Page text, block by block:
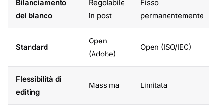
Bilanciamento
del bianco
Regolabile
in post
Fisso
permanentemente
Standard
Open
(Adobe)
Open (ISO/IEC)
Flessibilità di
editing
Massima Limitata